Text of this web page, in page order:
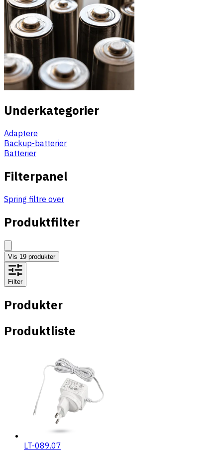
Underkategorier
Adaptere
Backup-batterier
Batterier
Filterpanel
Spring filtre over
Produktfilter
Vis 19 produkter
Filter
Produkter
Produktliste
LT-089.07